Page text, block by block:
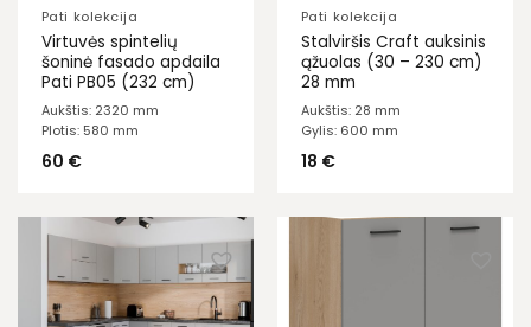
Pati kolekcija
Virtuvės spintelių
šoninė fasado apdaila
Pati PB05 (232 cm)
Aukštis: 2320 mm
Plotis: 580 mm
60 €
Pati kolekcija
Stalviršis Craft auksinis
ąžuolas (30 – 230 cm)
28 mm
Aukštis: 28 mm
Gylis: 600 mm
18 €